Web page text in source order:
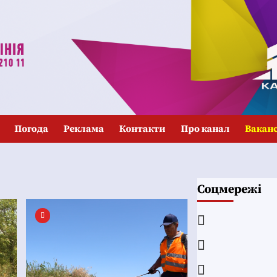
Погода Реклама Контакти Про канал
Соцмережі